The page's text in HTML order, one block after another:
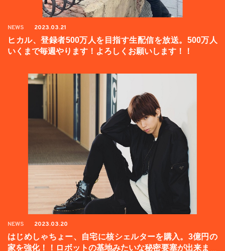
NEWS 2023.03.21
ヒカル、登録者500万人を目指す生配信を放送。500万人
いくまで毎週やります！よろしくお願いします！！
NEWS 2023.03.20
はじめしゃちょー、自宅に核シェルターを購入。3億円の
家を強化！！ロボットの基地みたいな秘密要塞が出来まし